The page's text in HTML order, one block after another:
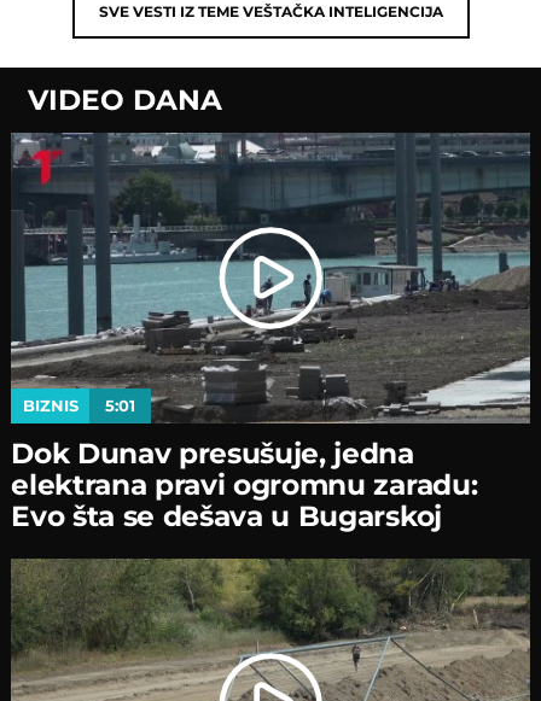
SVE VESTI IZ TEME VEŠTAČKA INTELIGENCIJA
VIDEO DANA
BIZNIS 5:01
Dok Dunav presušuje, jedna
elektrana pravi ogromnu zaradu:
Evo šta se dešava u Bugarskoj